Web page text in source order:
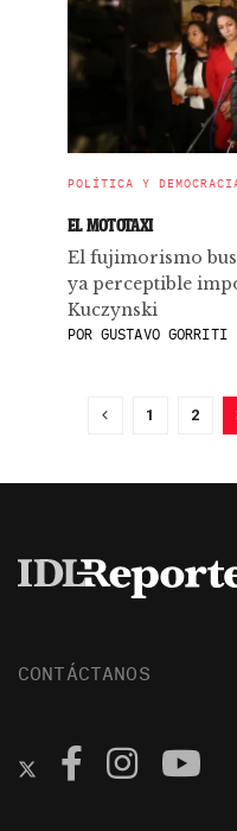
POLÍTICA Y
EL MOTOTAXI
El fujimorismo
ya perceptible
Kuczynski
POR GUSTAVO GORRITI
1 2
CONTÁCTANOS